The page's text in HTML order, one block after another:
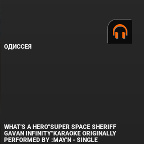
ОДИССЕЯ
WHAT'S A HERO"SUPER SPACE SHERIFF
GAVAN INFINITY"KARAOKE ORIGINALLY
PERFORMED BY :MAY'N - SINGLE